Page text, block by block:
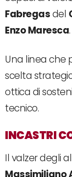
Fabregasdel
Enzo Maresca.
Una linea che
scelta
ottica di
tecnico.
INCASTRI
Il valzer degli